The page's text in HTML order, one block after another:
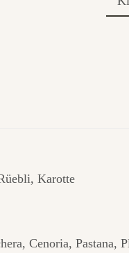
Karotte
Cenoria, Pastana,